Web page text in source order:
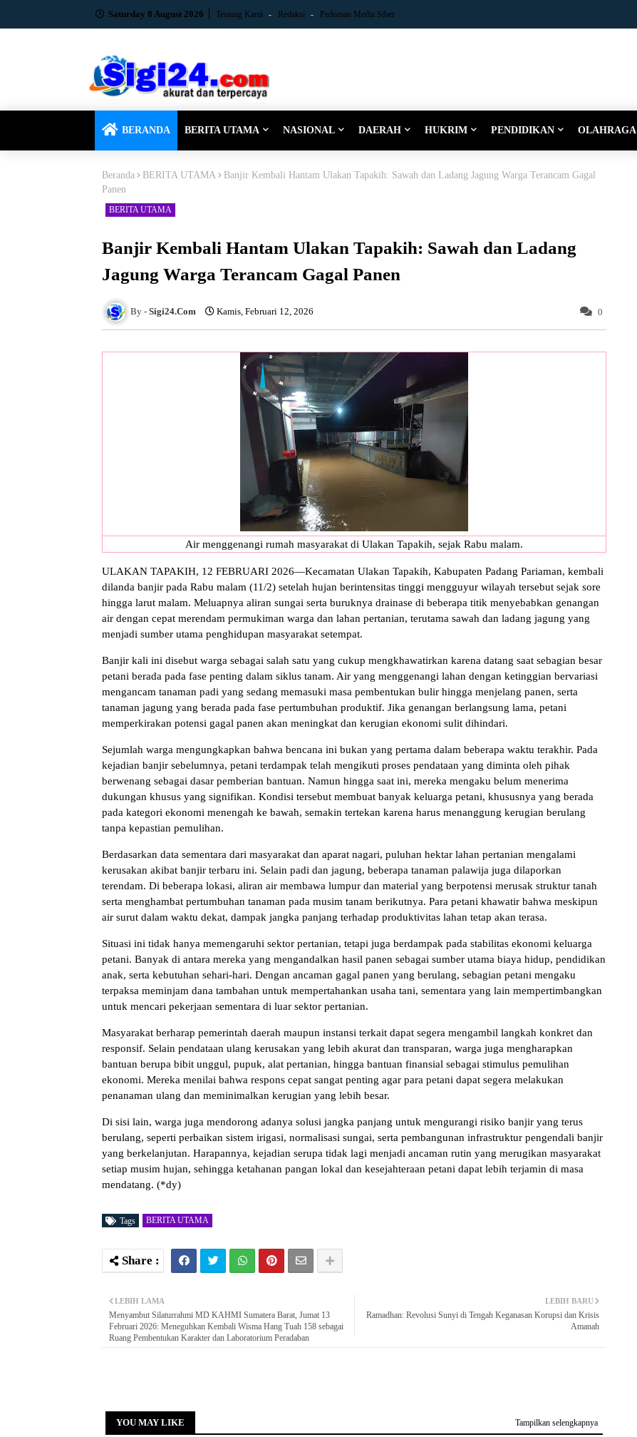
Saturday 8 August 2026 Tentang Kami Redaksi Pedoman Media Siber
BERANDA BERITA UTAMA NASIONAL DAERAH HUKRIM PENDIDIKAN OLAHRAGA
Beranda BERITA UTAMA
Banjir Kembali Hantam Ulakan Tapakih: Sawah dan Ladang Jagung Warga Terancam Gagal
Panen
BERITA UTAMA
Banjir Kembali Hantam Ulakan Tapakih: Sawah dan Ladang
Jagung Warga Terancam Gagal Panen
Sigi24.Com Kamis, Februari 12, 2026 0
Air menggenangi rumah masyarakat di Ulakan Tapakih, sejak Rabu malam.
ULAKAN TAPAKIH, 12 FEBRUARI 2026—Kecamatan Ulakan Tapakih, Kabupaten Padang Pariaman, kembali
dilanda banjir pada Rabu malam (11/2) setelah hujan berintensitas tinggi mengguyur wilayah tersebut sejak sore
hingga larut malam. Meluapnya aliran sungai serta buruknya drainase di beberapa titik menyebabkan genangan
air dengan cepat merendam permukiman warga dan lahan pertanian, terutama sawah dan ladang jagung yang
menjadi sumber utama penghidupan masyarakat setempat.
Banjir kali ini disebut warga sebagai salah satu yang cukup mengkhawatirkan karena datang saat sebagian besar
petani berada pada fase penting dalam siklus tanam. Air yang menggenangi lahan dengan ketinggian bervariasi
mengancam tanaman padi yang sedang memasuki masa pembentukan bulir hingga menjelang panen, serta
tanaman jagung yang berada pada fase pertumbuhan produktif. Jika genangan berlangsung lama, petani
memperkirakan potensi gagal panen akan meningkat dan kerugian ekonomi sulit dihindari.
Sejumlah warga mengungkapkan bahwa bencana ini bukan yang pertama dalam beberapa waktu terakhir. Pada
kejadian banjir sebelumnya, petani terdampak telah mengikuti proses pendataan yang diminta oleh pihak
berwenang sebagai dasar pemberian bantuan. Namun hingga saat ini, mereka mengaku belum menerima
dukungan khusus yang signifikan. Kondisi tersebut membuat banyak keluarga petani, khususnya yang berada
pada kategori ekonomi menengah ke bawah, semakin tertekan karena harus menanggung kerugian berulang
tanpa kepastian pemulihan.
Berdasarkan data sementara dari masyarakat dan aparat nagari, puluhan hektar lahan pertanian mengalami
kerusakan akibat banjir terbaru ini. Selain padi dan jagung, beberapa tanaman palawija juga dilaporkan
terendam. Di beberapa lokasi, aliran air membawa lumpur dan material yang berpotensi merusak struktur tanah
serta menghambat pertumbuhan tanaman pada musim tanam berikutnya. Para petani khawatir bahwa meskipun
air surut dalam waktu dekat, dampak jangka panjang terhadap produktivitas lahan tetap akan terasa.
Situasi ini tidak hanya memengaruhi sektor pertanian, tetapi juga berdampak pada stabilitas ekonomi keluarga
petani. Banyak di antara mereka yang mengandalkan hasil panen sebagai sumber utama biaya hidup, pendidikan
anak, serta kebutuhan sehari-hari. Dengan ancaman gagal panen yang berulang, sebagian petani mengaku
terpaksa meminjam dana tambahan untuk mempertahankan usaha tani, sementara yang lain mempertimbangkan
untuk mencari pekerjaan sementara di luar sektor pertanian.
Masyarakat berharap pemerintah daerah maupun instansi terkait dapat segera mengambil langkah konkret dan
responsif. Selain pendataan ulang kerusakan yang lebih akurat dan transparan, warga juga mengharapkan
bantuan berupa bibit unggul, pupuk, alat pertanian, hingga bantuan finansial sebagai stimulus pemulihan
ekonomi. Mereka menilai bahwa respons cepat sangat penting agar para petani dapat segera melakukan
penanaman ulang dan meminimalkan kerugian yang lebih besar.
Di sisi lain, warga juga mendorong adanya solusi jangka panjang untuk mengurangi risiko banjir yang terus
berulang, seperti perbaikan sistem irigasi, normalisasi sungai, serta pembangunan infrastruktur pengendali banjir
yang berkelanjutan. Harapannya, kejadian serupa tidak lagi menjadi ancaman rutin yang merugikan masyarakat
setiap musim hujan, sehingga ketahanan pangan lokal dan kesejahteraan petani dapat lebih terjamin di masa
mendatang. (*dy)
Tags BERITA UTAMA
LEBIH BARU
Ramadhan: Revolusi Sunyi di Tengah Keganasan Korupsi dan Krisis
Amanah
LEBIH LAMA
Menyambut Silaturrahmi MD KAHMI Sumatera Barat, Jumat 13
Februari 2026: Meneguhkan Kembali Wisma Hang Tuah 158 sebagai
Ruang Pembentukan Karakter dan Laboratorium Peradaban
YOU MAY LIKE Tampilkan selengkapnya